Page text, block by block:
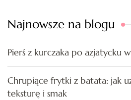
Najnowsze na blogu
Pierś z kurczaka po azjatycku
Chrupiące frytki z batata: jak
teksturę i smak